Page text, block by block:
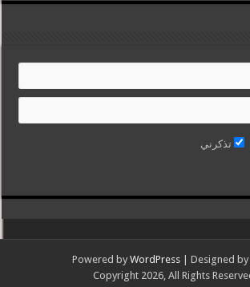
تذكرني
Powered by WordPress | Designed by